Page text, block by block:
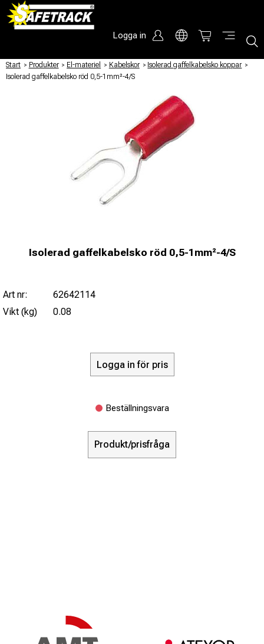
Logga in
Start / Produkter / El-materiel / Kabelskor / Isolerad gaffelkabelsko koppar /
Isolerad gaffelkabelsko röd 0,5-1mm²-4/S
Isolerad gaffelkabelsko röd 0,5-1mm²-4/S
Art nr:
62642114
Vikt (kg)
0.08
Logga in för pris
Beställningsvara
Produkt/prisfråga